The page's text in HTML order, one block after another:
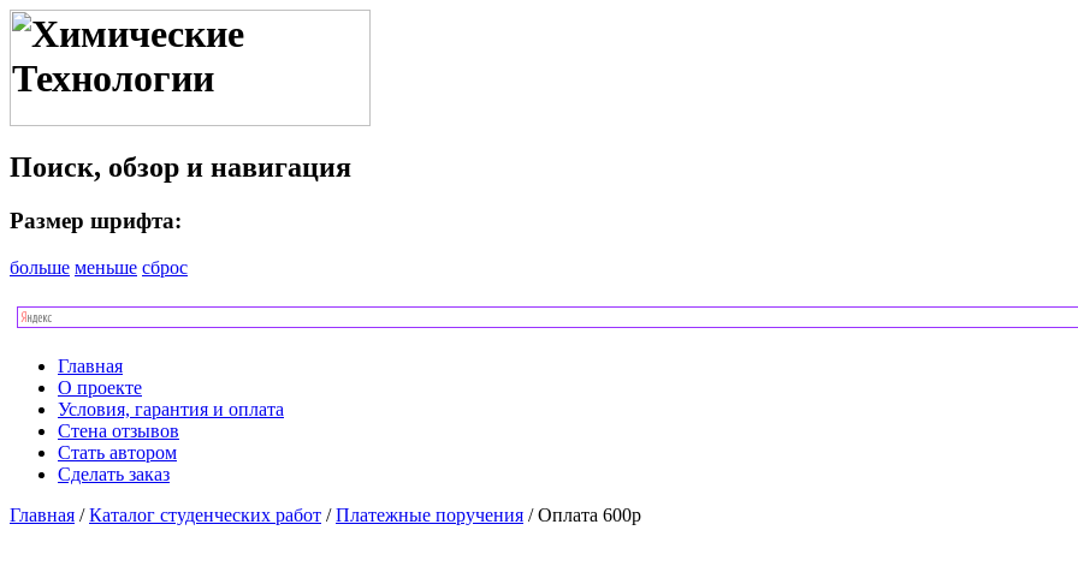
Поиск, обзор и навигация
Размер шрифта:
больше меньше сброс
Главная
О проекте
Условия, гарантия и оплата
Стена отзывов
Стать автором
Сделать заказ
Главная /Каталог студенческих работ /Платежные поручения / Оплата 600р